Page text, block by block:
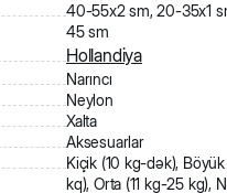
40-55x2 sm, 20-35x1
45 sm
Hollandiya
Narıncı
Neylon
Xalta
Aksesuarlar
Kiçik (10 kg-dək),
kq), Orta (11 kg-25 kg),